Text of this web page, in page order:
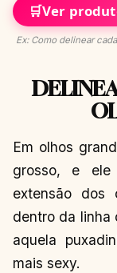
🛒Ver
Ex: Como delinear
Em olhos
grosso, e
extensão
dentro da linha
aquela
mais sexy.